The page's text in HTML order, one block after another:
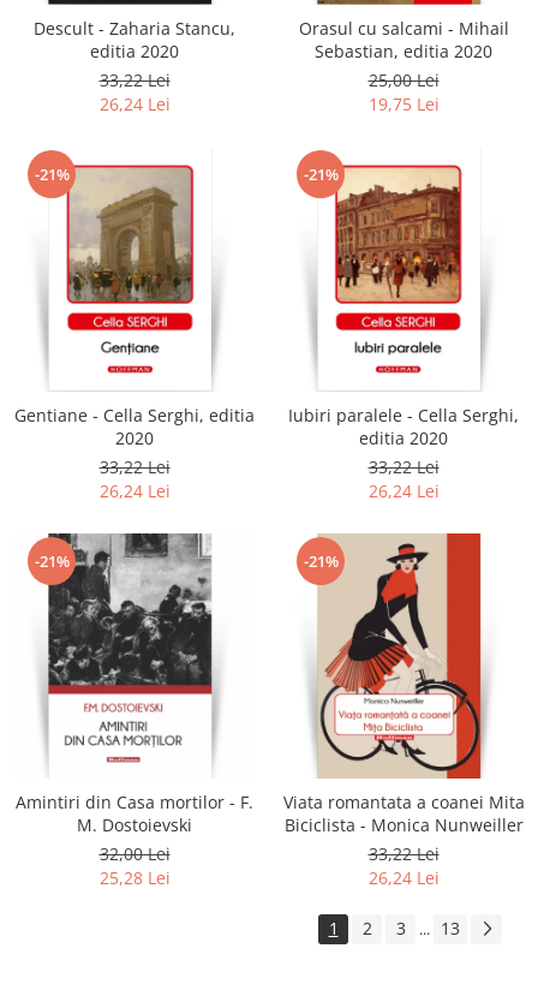
Descult - Zaharia Stancu,
editia 2020
33,22 Lei
26,24 Lei
Orasul cu salcami - Mihail
Sebastian, editia 2020
25,00 Lei
19,75 Lei
-21%
Gentiane - Cella Serghi, editia
2020
33,22 Lei
26,24 Lei
-21%
Iubiri paralele - Cella Serghi,
editia 2020
33,22 Lei
26,24 Lei
-21%
Amintiri din Casa mortilor - F.
M. Dostoievski
32,00 Lei
25,28 Lei
-21%
Viata romantata a coanei Mita
Biciclista - Monica Nunweiller
33,22 Lei
26,24 Lei
1 2 3 ... 13